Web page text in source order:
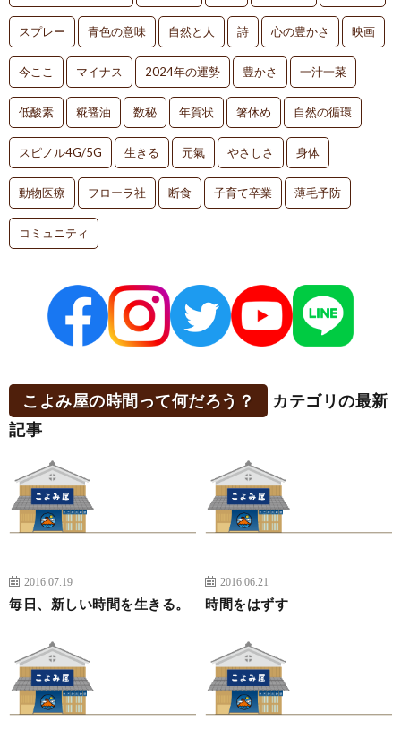
スプレー 青色の意味 自然と人 詩 心の豊かさ 映画
今ここ マイナス 2024年の運勢 豊かさ 一汁一菜
低酸素 糀醤油 数秘 年賀状 箸休め 自然の循環
スピノル4G/5G 生きる 元氣 やさしさ 身体
動物医療 フローラ社 断食 子育て卒業 薄毛予防
コミュニティ
こよみ屋の時間って何だろう？
カテゴリの最新
記事
2016.07.19
毎日、新しい時間を生きる。
2016.06.21
時間をはずす